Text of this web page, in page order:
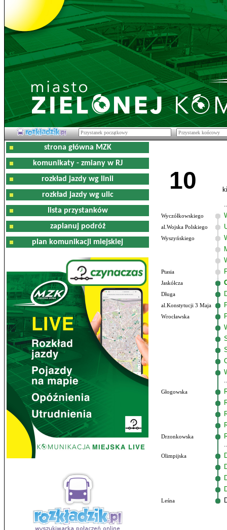
strona główna MZK
komunikaty - zmiany w RJ
rozkład jazdy wg linii
rozkład jazdy wg ulic
lista przystanków
zaplanuj podróż
plan komunikacji miejskiej
10
Wyczółkowskiego
al.Wojska Polskiego
Wyszyńskiego
Ptasia
Jaskółcza
Długa
al.Konstytucji 3 Maja
Wrocławska
Głogowska
Drzonkowska
Olimpijska
Leśna